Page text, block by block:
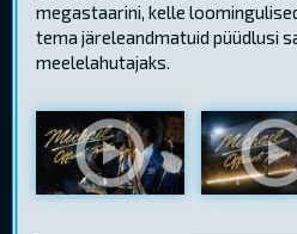
megastaarini, kelle
tema järeleandmatuid püüdlusi
meelelahutajaks.